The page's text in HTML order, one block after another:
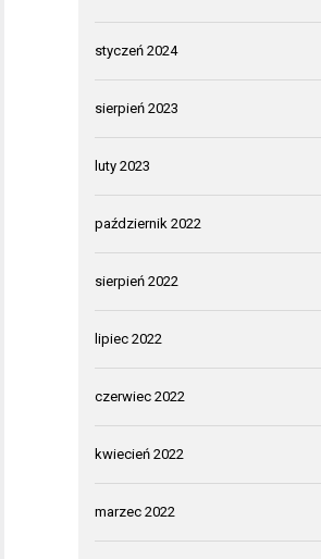
styczeń 2024
sierpień 2023
luty 2023
październik 2022
sierpień 2022
lipiec 2022
czerwiec 2022
kwiecień 2022
marzec 2022